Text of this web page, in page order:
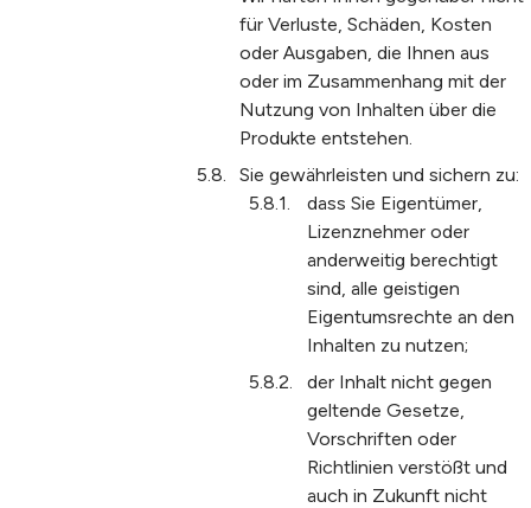
für Verluste, Schäden, Kosten
oder Ausgaben, die Ihnen aus
oder im Zusammenhang mit der
Nutzung von Inhalten über die
Produkte entstehen.
Sie gewährleisten und sichern zu:
dass Sie Eigentümer,
Lizenznehmer oder
anderweitig berechtigt
sind, alle geistigen
Eigentumsrechte an den
Inhalten zu nutzen;
der Inhalt nicht gegen
geltende Gesetze,
Vorschriften oder
Richtlinien verstößt und
auch in Zukunft nicht